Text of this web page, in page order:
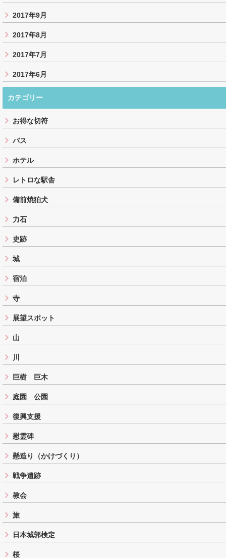
2017年9月
2017年8月
2017年7月
2017年6月
カテゴリー
お得な切符
バス
ホテル
レトロな駅舎
備前焼狛犬
力石
史跡
城
宿泊
寺
展望スポット
山
川
巨樹 巨木
庭園 公園
復興支援
慰霊碑
懸造り（かけづくり）
戦争遺跡
教会
旅
日本城郭検定
桜